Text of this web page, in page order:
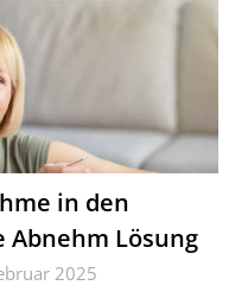
in den
Lösung
2025